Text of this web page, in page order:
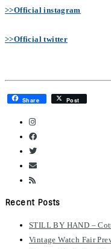
>>Official instagram
>>Official twitter
Share Post
Recent Posts
STILL BY HAND –
Vintage Watch Fair